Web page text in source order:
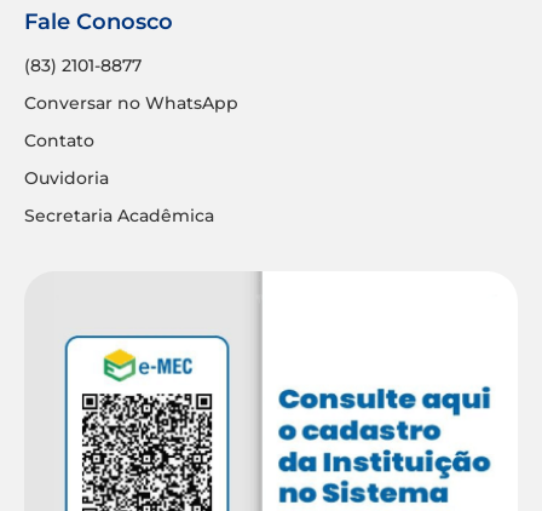
Fale Conosco
(83) 2101-8877
Conversar no WhatsApp
Contato
Ouvidoria
Secretaria Acadêmica